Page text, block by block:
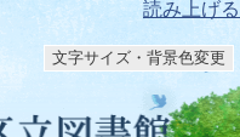
読み上げる
文字サイズ・背景色変更